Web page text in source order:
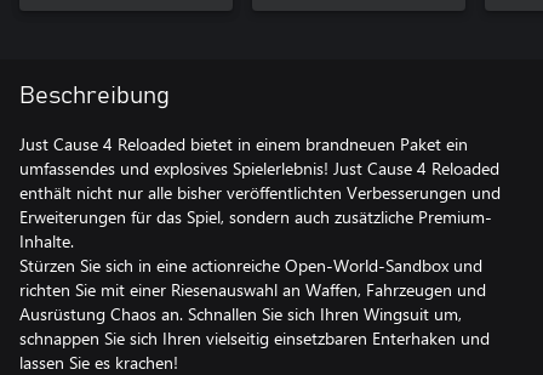
Beschreibung
Just Cause 4 Reloaded bietet in einem brandneuen Paket ein
umfassendes und explosives Spielerlebnis! Just Cause 4 Reloaded
enthält nicht nur alle bisher veröffentlichten Verbesserungen und
Erweiterungen für das Spiel, sondern auch zusätzliche Premium-
Inhalte.
Stürzen Sie sich in eine actionreiche Open-World-Sandbox und
richten Sie mit einer Riesenauswahl an Waffen, Fahrzeugen und
Ausrüstung Chaos an. Schnallen Sie sich Ihren Wingsuit um,
schnappen Sie sich Ihren vielseitig einsetzbaren Enterhaken und
lassen Sie es krachen!